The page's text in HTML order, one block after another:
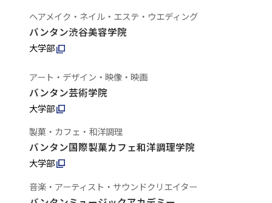
ヘアメイク・ネイル・エステ・ウエディング
バンタン渋谷美容学院
大学部
アート・デザイン・映像・映画
バンタン芸術学院
大学部
製菓・カフェ・和洋調理
バンタン国際製菓カフェ和洋調理学院
大学部
音楽・アーティスト・サウンドクリエイター